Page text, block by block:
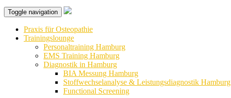
Toggle navigation
Praxis für Osteopathie
Trainingslounge
Personaltraining Hamburg
EMS Training Hamburg
Diagnostik in Hamburg
BIA Messung Hamburg
Stoffwechselanalyse & Leistungsdiagnostik Hamburg
Functional Screening